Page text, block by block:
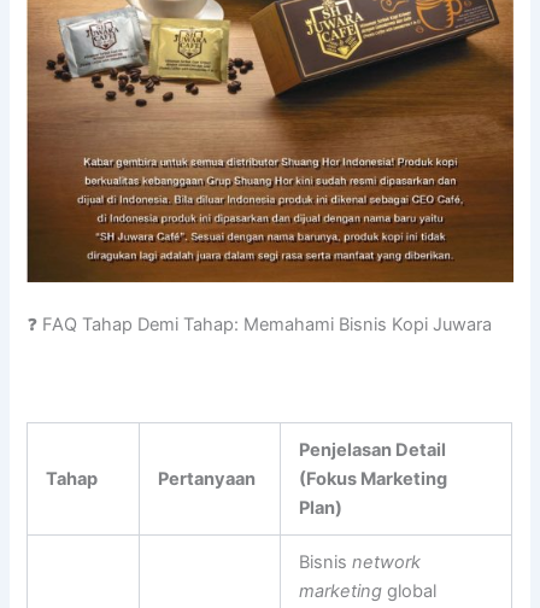
❓ FAQ Tahap Demi Tahap: Memahami Bisnis Kopi Juwara
Tahap Pertanyaan
Penjelasan Detail
(Fokus Marketing
Plan)
Bisnisnetwork
marketing global